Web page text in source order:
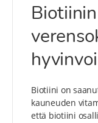
Biotiini on
kauneuden
että biotiini